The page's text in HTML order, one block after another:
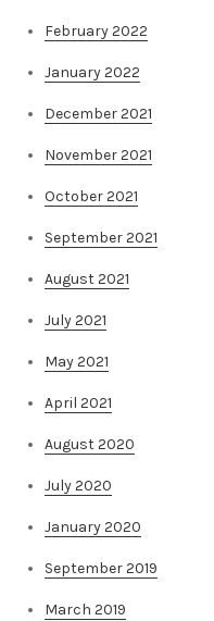
February 2022
January 2022
December 2021
November 2021
October 2021
September 2021
August 2021
July 2021
May 2021
April 2021
August 2020
July 2020
January 2020
September 2019
March 2019